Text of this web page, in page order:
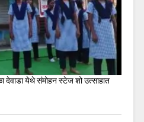
देवाडा येथे संमोहन स्टेज शो उत्साहात